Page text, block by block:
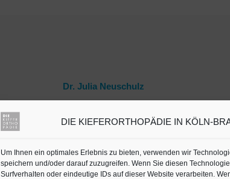
DIE KIEFERORTHOPÄDIE IN KÖLN-
Um Ihnen ein optimales Erlebnis zu bieten, verwenden wir
speichern und/oder darauf zuzugreifen. Wenn Sie diesen
Surfverhalten oder eindeutige IDs auf dieser Website verarbeiten.
Dr. Julia Neuschulz